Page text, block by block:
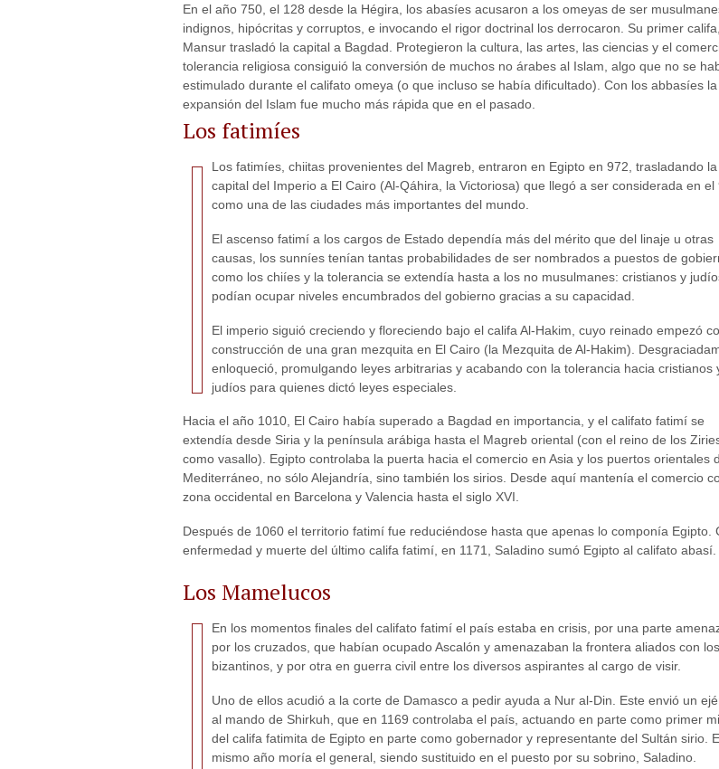
En el año 750, el 128 desde la Hégira, los abasíes acusaron a los omeyas de ser
indignos, hipócritas y corruptos, e invocando el rigor doctrinal los derrocaron. Su primer
Mansur trasladó la capital a Bagdad. Protegieron la cultura, las artes, las ciencias y el
tolerancia religiosa consiguió la conversión de muchos no árabes al Islam, algo que no se
estimulado durante el califato omeya (o que incluso se había dificultado). Con los abbasíes la
expansión del Islam fue mucho más rápida que en el pasado.
Los fatimíes
Los fatimíes, chiitas provenientes del Magreb, entraron en Egipto en 972, trasladando la
capital del Imperio a El Cairo (Al-Qáhira, la Victoriosa) que llegó a ser considerada en el
como una de las ciudades más importantes del mundo.
El ascenso fatimí a los cargos de Estado dependía más del mérito que del linaje u otras
causas, los sunníes tenían tantas probabilidades de ser nombrados a puestos de
como los chiíes y la tolerancia se extendía hasta a los no musulmanes: cristianos y
podían ocupar niveles encumbrados del gobierno gracias a su capacidad.
El imperio siguió creciendo y floreciendo bajo el califa Al-Hakim, cuyo reinado empezó
construcción de una gran mezquita en El Cairo (la Mezquita de Al-Hakim).
enloqueció, promulgando leyes arbitrarias y acabando con la tolerancia hacia cristianos
judíos para quienes dictó leyes especiales.
Hacia el año 1010, El Cairo había superado a Bagdad en importancia, y el califato fatimí se
extendía desde Siria y la península arábiga hasta el Magreb oriental (con el reino de los
como vasallo). Egipto controlaba la puerta hacia el comercio en Asia y los puertos orientales
Mediterráneo, no sólo Alejandría, sino también los sirios. Desde aquí mantenía el comercio
zona occidental en Barcelona y Valencia hasta el siglo XVI.
Después de 1060 el territorio fatimí fue reduciéndose hasta que apenas lo componía Egipto.
enfermedad y muerte del último califa fatimí, en 1171, Saladino sumó Egipto al califato abasí.
Los Mamelucos
En los momentos finales del califato fatimí el país estaba en crisis, por una parte
por los cruzados, que habían ocupado Ascalón y amenazaban la frontera aliados con los
bizantinos, y por otra en guerra civil entre los diversos aspirantes al cargo de visir.
Uno de ellos acudió a la corte de Damasco a pedir ayuda a Nur al-Din. Este envió un
al mando de Shirkuh, que en 1169 controlaba el país, actuando en parte como primer
del califa fatimita de Egipto en parte como gobernador y representante del Sultán sirio.
mismo año moría el general, siendo sustituido en el puesto por su sobrino, Saladino.